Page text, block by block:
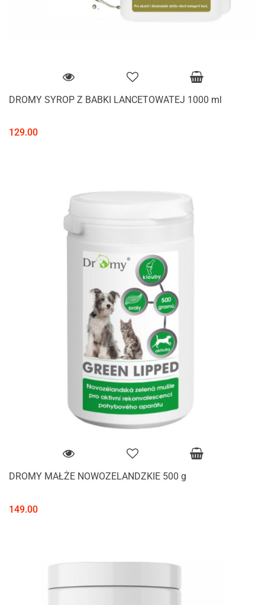
DROMY SYROP Z BABKI LANCETOWATEJ 1000 ml
129.00
DROMY MAŁŻE NOWOZELANDZKIE 500 g
149.00